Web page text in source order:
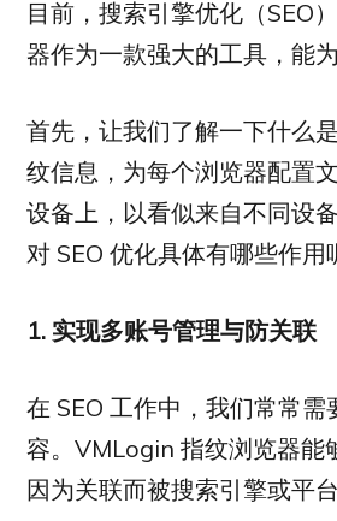
目前，搜索引擎优化（SEO
器作为一款强大的工具，能
首先，让我们了解一下什么是
纹信息，为每个浏览器配置
设备上，以看似来自不同设
对 SEO 优化具体有哪些作用
1. 实现多账号管理与防关联
在 SEO 工作中，我们常常
容。VMLogin 指纹浏览器能
因为关联而被搜索引擎或平台